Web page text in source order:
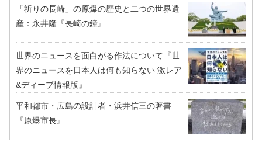
「祈りの長崎」の原爆の歴史と二つの世界遺
産：永井隆『長崎の鐘』
世界のニュースを面白がる作法について『世
界のニュースを日本人は何も知らない 激レア
&ディープ情報版』
平和都市・広島の設計者・浜井信三の著書
『原爆市長』